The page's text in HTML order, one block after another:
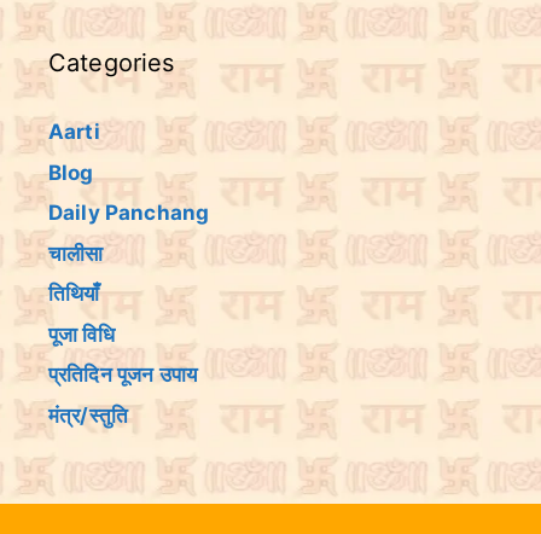
Categories
Aarti
Blog
Daily Panchang
चालीसा
तिथियांँ
पूजा विधि
प्रतिदिन पूजन उपाय
मंत्र/स्तुति